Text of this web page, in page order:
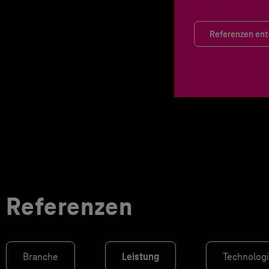
Referenzen
Referenzen
Branche Leistung